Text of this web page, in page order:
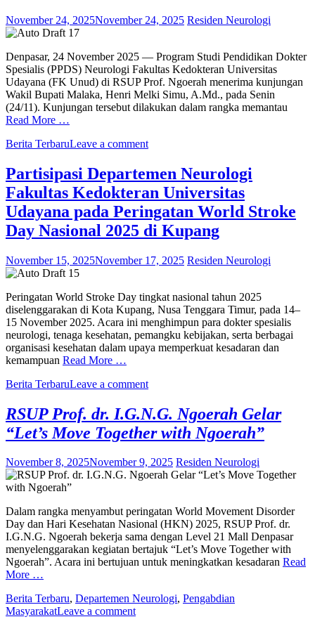
November 24, 2025November 24, 2025 Residen Neurologi
Denpasar, 24 November 2025 — Program Studi Pendidikan Dokter
Spesialis (PPDS) Neurologi Fakultas Kedokteran Universitas
Udayana (FK Unud) di RSUP Prof. Ngoerah menerima kunjungan
Wakil Bupati Malaka, Henri Melki Simu, A.Md., pada Senin
(24/11). Kunjungan tersebut dilakukan dalam rangka memantau
Read More …
Berita TerbaruLeave a comment
Partisipasi Departemen Neurologi
Fakultas Kedokteran Universitas
Udayana pada Peringatan World Stroke
Day Nasional 2025 di Kupang
November 15, 2025November 17, 2025 Residen Neurologi
Peringatan World Stroke Day tingkat nasional tahun 2025
diselenggarakan di Kota Kupang, Nusa Tenggara Timur, pada 14–
15 November 2025. Acara ini menghimpun para dokter spesialis
neurologi, tenaga kesehatan, pemangku kebijakan, serta berbagai
organisasi kesehatan dalam upaya memperkuat kesadaran dan
kemampuan Read More …
Berita TerbaruLeave a comment
RSUP Prof. dr. I.G.N.G. Ngoerah Gelar
“Let’s Move Together with Ngoerah”
November 8, 2025November 9, 2025 Residen Neurologi
Dalam rangka menyambut peringatan World Movement Disorder
Day dan Hari Kesehatan Nasional (HKN) 2025, RSUP Prof. dr.
I.G.N.G. Ngoerah bekerja sama dengan Level 21 Mall Denpasar
menyelenggarakan kegiatan bertajuk “Let’s Move Together with
Ngoerah”. Acara ini bertujuan untuk meningkatkan kesadaran Read
More …
Berita Terbaru, Departemen Neurologi, Pengabdian
MasyarakatLeave a comment